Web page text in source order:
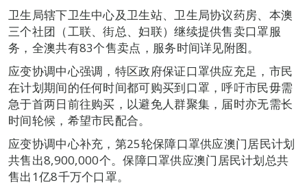
卫生局辖下卫生中心及卫生站、卫生局协议药房、本澳
三个社团（工联、街总、妇联）继续提供售卖口罩服
务，全澳共有83个售卖点，服务时间详见附图。
应变协调中心强调，特区政府保证口罩供应充足，市民
在计划期间的任何时间都可购买到口罩，呼吁市民毋需
急于首两日前往购买，以避免人群聚集，届时亦无需长
时间轮候，希望市民配合。
应变协调中心补充，第25轮保障口罩供应澳门居民计划
共售出8,900,000个。保障口罩供应澳门居民计划总共
售出1亿8千万个口罩。